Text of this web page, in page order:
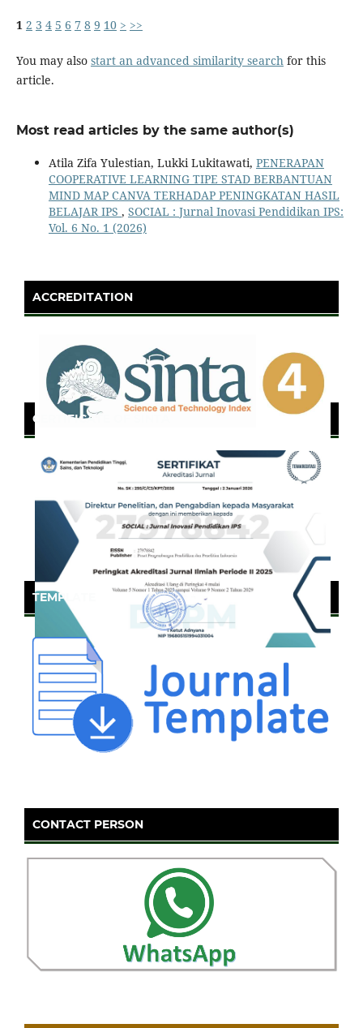
1 2 3 4 5 6 7 8 9 10 > >>
You may also start an advanced similarity searchfor this
article.
Most read articles by the same author(s)
Atila Zifa Yulestian, Lukki Lukitawati, PENERAPAN
COOPERATIVE LEARNING TIPE STAD BERBANTUAN
MIND MAP CANVA TERHADAP PENINGKATAN HASIL
BELAJAR IPS , SOCIAL : Jurnal Inovasi Pendidikan IPS:
Vol. 6 No. 1 (2026)
ACCREDITATION
CERTIFICATE OF SINTA
TEMPLATE
CONTACT PERSON